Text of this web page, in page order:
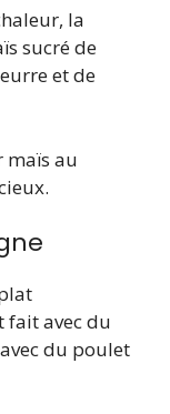
la
sucré de
et de
maïs au
fait avec du
du poulet